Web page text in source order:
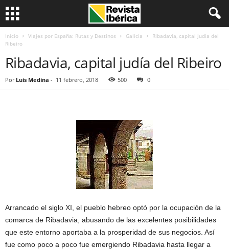
Inicio Viajes por España: Rutas y Destinos Galicia
Ribadavia, capital judía del
Ribeiro
Ribadavia, capital judía del Ribeiro
Por Luis Medina - 11 febrero, 2018 500 0
Arrancado el siglo XI, el pueblo hebreo optó por la ocupación de la
comarca de Ribadavia, abusando de las excelentes posibilidades
que este entorno aportaba a la prosperidad de sus negocios. Así
fue como poco a poco fue emergiendo Ribadavia hasta llegar a